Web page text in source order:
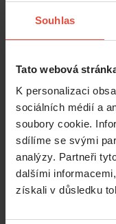
Souhlas
Tato webová
K personalizaci
sociálních médií a
soubory cookie.
sdílíme se svými
analýzy. Partneři
dalšími
získali v důsledku
Číst více